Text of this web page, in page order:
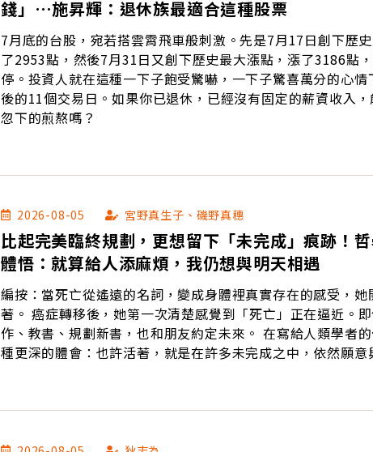
錢」…施昇輝：退休族最適合這種股票
7月底的台股，宛若搭雲霄飛車般刺激。先是7月17日創下歷
了2953點，然後7月31日又創下歷史最大漲點，漲了3186點
停。投資人就在這種一下子飽受驚嚇，一下子驚喜萬分的心情
後的11個交易日。如果你已退休，已經沒有固定的薪資收入
忽下的煎熬嗎？
2026-08-05 宮野真生子、磯野真穗
比起完美臨終規劃，更想留下「未完成」痕跡！
體悟：就算給人添麻煩，我仍想與明天相遇
編按：當死亡從遙遠的名詞，變成身體裡真實存在的感受，她
著。 癌症轉移後，她第一次清楚感覺到「死亡」正在逼近。即使如此，她仍寫
作、教書、規劃新書，也和朋友約定未來。 在寫給人類學者的信裡，她談起一
種更深的體會：也許活著，就是在許多未完成之中，依然願